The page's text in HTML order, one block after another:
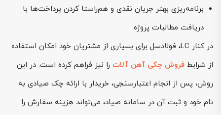
برنامه‌ریزی بهتر جریان نقدی و هم‌راستا کردن پرداخت‌ها با
دریافت مطالبات پروژه
در کنار LC، فولادسل برای بسیاری از مشتریان خود امکان استفاده
از شرایط فروش چکی آهن آلات را نیز فراهم کرده است. در این
روش، پس از انجام اعتبارسنجی، خریدار با ارائه چک صیادی به
نام خود و ثبت آن در سامانه صیاد، می‌تواند هزینه سفارش را